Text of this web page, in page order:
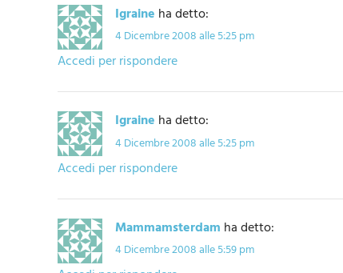
Igraine ha detto:
4 Dicembre 2008 alle 5:25 pm
Accedi per rispondere
Igraine ha detto:
4 Dicembre 2008 alle 5:25 pm
Accedi per rispondere
Mammamsterdam ha detto:
4 Dicembre 2008 alle 5:59 pm